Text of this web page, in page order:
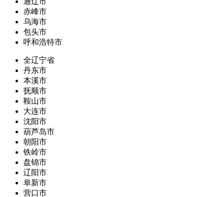
赤峰市
乌海市
包头市
呼和浩特市
全辽宁省
丹东市
本溪市
抚顺市
鞍山市
大连市
沈阳市
葫芦岛市
朝阳市
铁岭市
盘锦市
辽阳市
阜新市
营口市